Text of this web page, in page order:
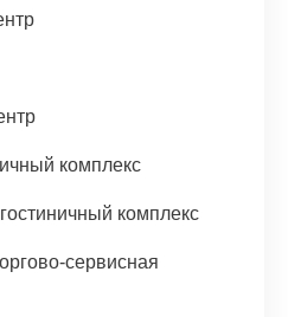
комплекс
комплекс
сервисная